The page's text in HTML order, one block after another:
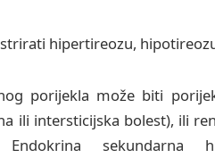
hipertireozu,
porijekla može biti
ili intersticijska bolest), ili
Endokrina sekundarna